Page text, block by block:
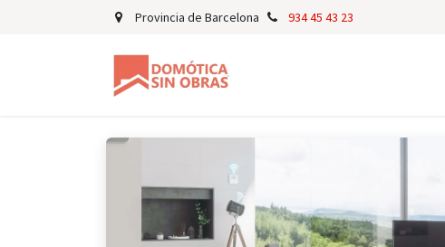
Provincia de Barcelona 934 45 43 23